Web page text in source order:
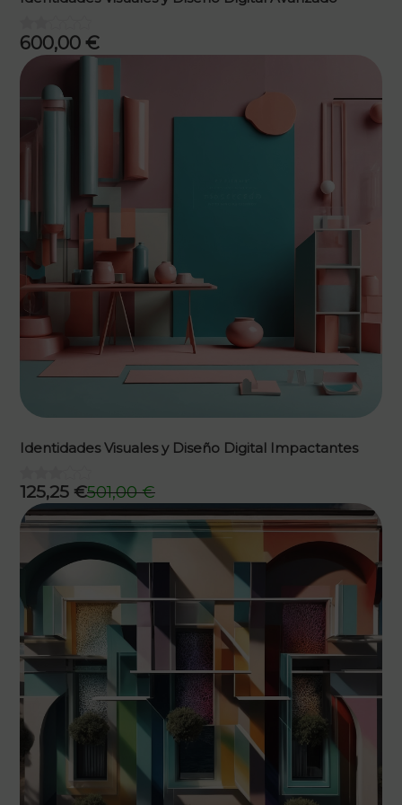
600,00 €
Identidades Visuales y Diseño Digital Impactantes
501,00€
El
precio
original
era:
501,00 €.
125,25 €
El
precio
actual
es:
125,25 €.